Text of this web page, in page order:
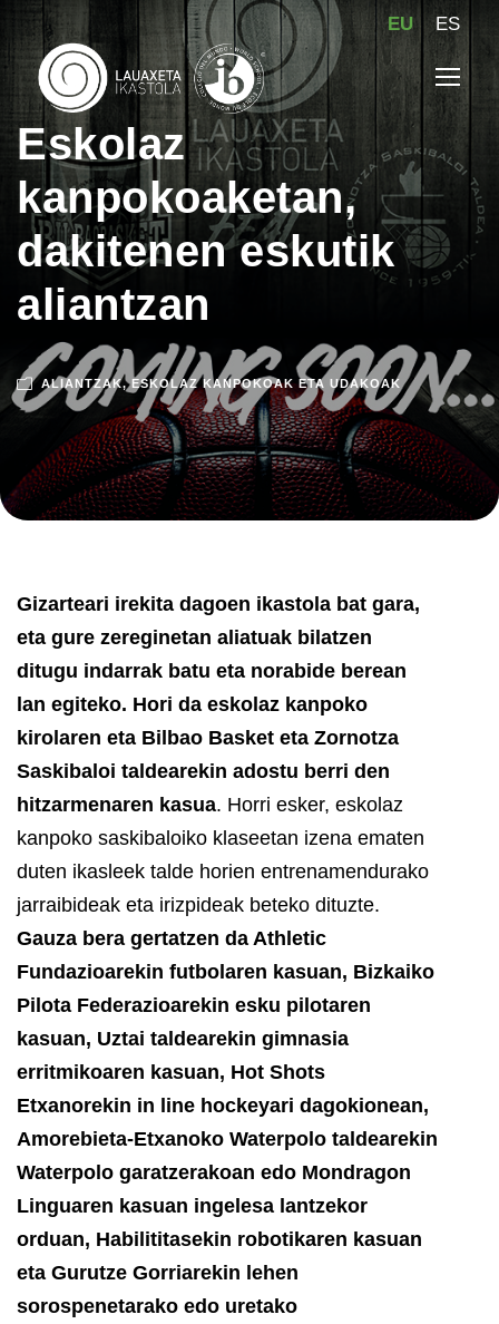
EU ES
Eskolaz
kanpokoaketan,
dakitenen eskutik
aliantzan
ALIANTZAK, ESKOLAZ KANPOKOAK ETA UDAKOAK
Gizarteari irekita dagoen ikastola bat gara,
eta gure zereginetan aliatuak bilatzen
ditugu indarrak batu eta norabide berean
lan egiteko. Hori da eskolaz kanpoko
kirolaren eta Bilbao Basket eta Zornotza
Saskibaloi taldearekin adostu berri den
hitzarmenaren kasua. Horri esker, eskolaz
kanpoko saskibaloiko klaseetan izena ematen
duten ikasleek talde horien entrenamendurako
jarraibideak eta irizpideak beteko dituzte.
Gauza bera gertatzen da Athletic
Fundazioarekin futbolaren kasuan, Bizkaiko
Pilota Federazioarekin esku pilotaren
kasuan, Uztai taldearekin gimnasia
erritmikoaren kasuan, Hot Shots
Etxanorekin in line hockeyari dagokionean,
Amorebieta-Etxanoko Waterpolo taldearekin
Waterpolo garatzerakoan edo Mondragon
Linguaren kasuan ingelesa lantzekor
orduan, Habilititasekin robotikaren kasuan
eta Gurutze Gorriarekin lehen
sorospenetarako edo uretako